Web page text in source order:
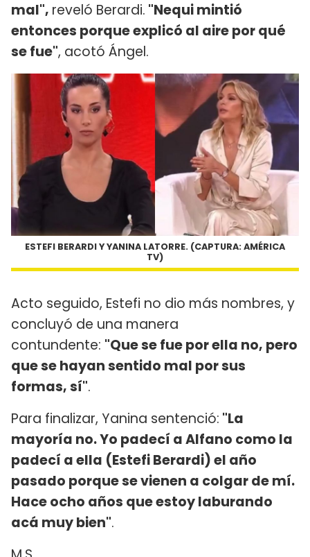
mal", reveló Berardi. "Nequi mintió
entonces porque explicó al aire por qué
se fue", acotó Ángel.
ESTEFI BERARDI Y YANINA LATORRE. (CAPTURA: AMÉRICA
TV)
Acto seguido, Estefi no dio más nombres, y
concluyó de una manera
contundente: "Que se fue por ella no, pero
que se hayan sentido mal por sus
formas, sí".
Para finalizar, Yanina sentenció: "La
mayoría no. Yo padecí a Alfano como la
padecí a ella (Estefi Berardi) el año
pasado porque se vienen a colgar de mí.
Hace ocho años que estoy laburando
acá muy bien".